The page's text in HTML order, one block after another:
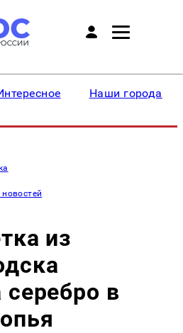
Наши города
из
серебро в